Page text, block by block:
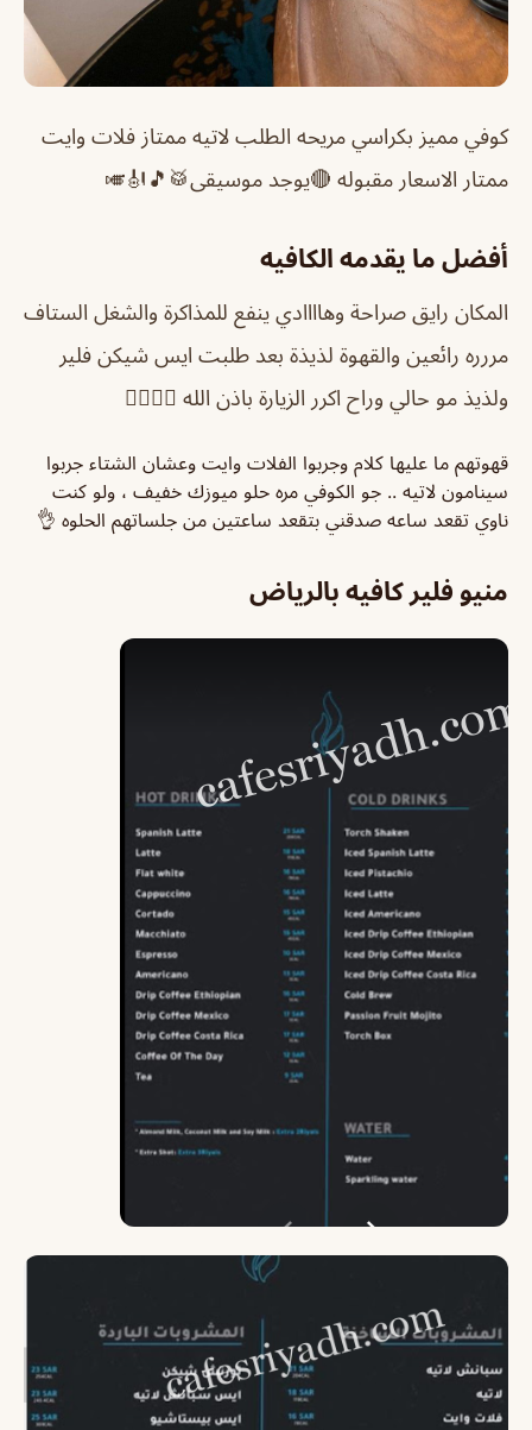
كوفي مميز بكراسي مريحه الطلب لاتيه ممتاز فلات وايت
ممتار الاسعار مقبوله 🔴يوجد موسيقى🥁🎵🎻🎺
أفضل ما يقدمه الكافيه
المكان رايق صراحة وهاااادي ينفع للمذاكرة والشغل الستاف
مررره رائعين والقهوة لذيذة بعد طلبت ايس شيكن فلير
ولذيذ مو حالي وراح اكرر الزيارة باذن الله 👍🏼👍🏼
قهوتهم ما عليها كلام وجربوا الفلات وايت وعشان الشتاء جربوا
سينامون لاتيه .. جو الكوفي مره حلو ميوزك خفيف ، ولو كنت
ناوي تقعد ساعه صدقني بتقعد ساعتين من جلساتهم الحلوه 👌
منيو فلير كافيه بالرياض